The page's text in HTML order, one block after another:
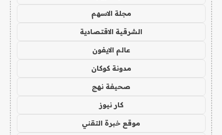
مجلة الاسهم
الشرقية الاقتصادية
عالم الايفون
مدونة كوكان
صحيفة نهج
كار نيوز
موقع خبرة التقني